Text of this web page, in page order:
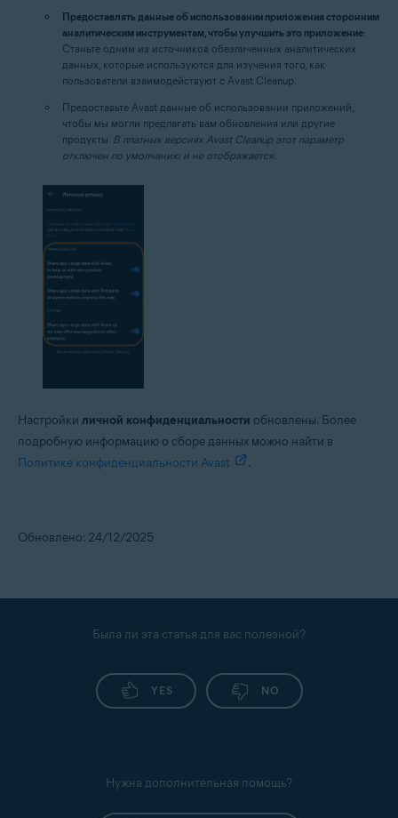
Предоставлять данные об использовании приложения сторонним
аналитическим инструментам, чтобы улучшить это приложение:
Станьте одним из источников обезличенных аналитических
данных, которые используются для изучения того, как
пользователи взаимодействуют с Avast Cleanup.
Предоставьте Avast данные об использовании приложений,
чтобы мы могли предлагать вам обновления или другие
продукты. В платных версиях Avast Cleanup этот параметр
отключен по умолчанию и не отображается.
Настройки личной конфиденциальности обновлены. Более
подробную информацию о сборе данных можно найти в
Политике конфиденциальности Avast
.
Обновлено: 24/12/2025
Была ли эта статья для вас полезной?
YES NO
Нужна дополнительная помощь?